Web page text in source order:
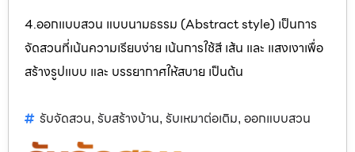
4.ออกแบบสวน แบบนามธรรม (Abstract style) เป็นการ
จัดสวนที่เน้นความเรียบง่าย เน้นการใช้สี เส้น และ แสงเงาเพื่อ
สร้างรูปแบบ และ บรรยากาศให้สบาย เป็นต้น
รับจัดสวน, รับสร้างบ้าน, รับเหมาต่อเติม, ออกแบบสวน